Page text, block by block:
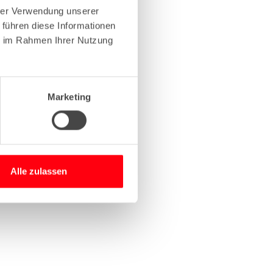
Verwendung unserer
diese Informationen
Rahmen Ihrer Nutzung
Marketing
Alle zulassen
information).